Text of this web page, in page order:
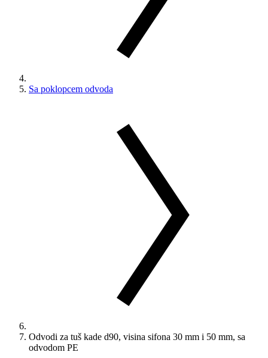
Sa poklopcem odvoda
Odvodi za tuš kade d90, visina sifona 30 mm i 50 mm, sa
odvodom PE